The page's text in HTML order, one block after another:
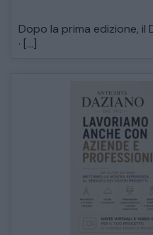
Dopo la prima edizione, il
· […]